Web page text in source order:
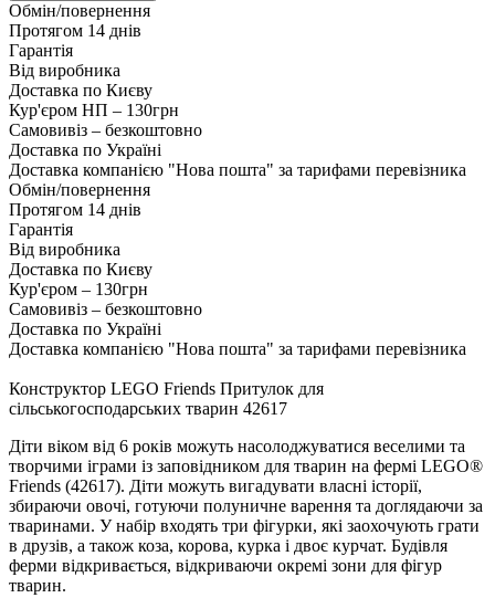
Обмін/повернення
Протягом 14 днів
Гарантія
Від виробника
Доставка по Києву
Кур'єром НП – 130грн
Самовивіз – безкоштовно
Доставка по Україні
Доставка компанією "Нова пошта" за тарифами перевізника
Обмін/повернення
Протягом 14 днів
Гарантія
Від виробника
Доставка по Києву
Кур'єром – 130грн
Самовивіз – безкоштовно
Доставка по Україні
Доставка компанією "Нова пошта" за тарифами перевізника
Конструктор LEGO Friends Притулок для
сільськогосподарських тварин 42617
Діти віком від 6 років можуть насолоджуватися веселими та
творчими іграми із заповідником для тварин на фермі LEGO®
Friends (42617). Діти можуть вигадувати власні історії,
збираючи овочі, готуючи полуничне варення та доглядаючи за
тваринами. У набір входять три фігурки, які заохочують грати
в друзів, а також коза, корова, курка і двоє курчат. Будівля
ферми відкривається, відкриваючи окремі зони для фігур
тварин.